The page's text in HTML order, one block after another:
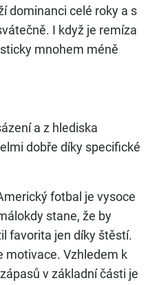
dominanci celé roky a s
I když je remíza
mnohem méně
a z hlediska
dobře díky specifické
fotbal je vysoce
stane, že by
favorita jen díky štěstí.
motivace. Vzhledem k
v základní části je